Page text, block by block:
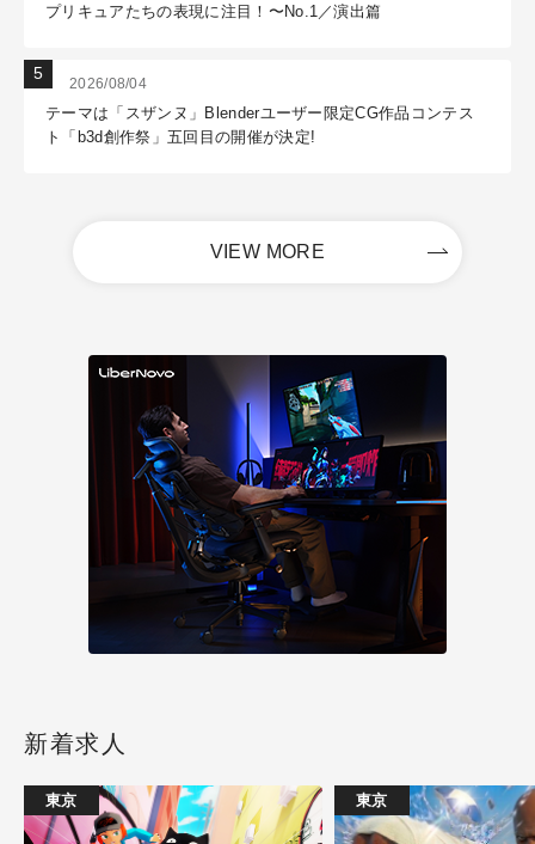
プリキュアたちの表現に注目！〜No.1／演出篇
2026/08/04
テーマは「スザンヌ」Blenderユーザー限定CG作品コンテス
ト「b3d創作祭」五回目の開催が決定!
VIEW MORE
新着求人
東京 東京